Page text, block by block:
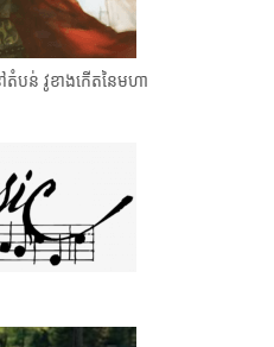
ៅតំបន់ វូខាងកើត​នៃមហា